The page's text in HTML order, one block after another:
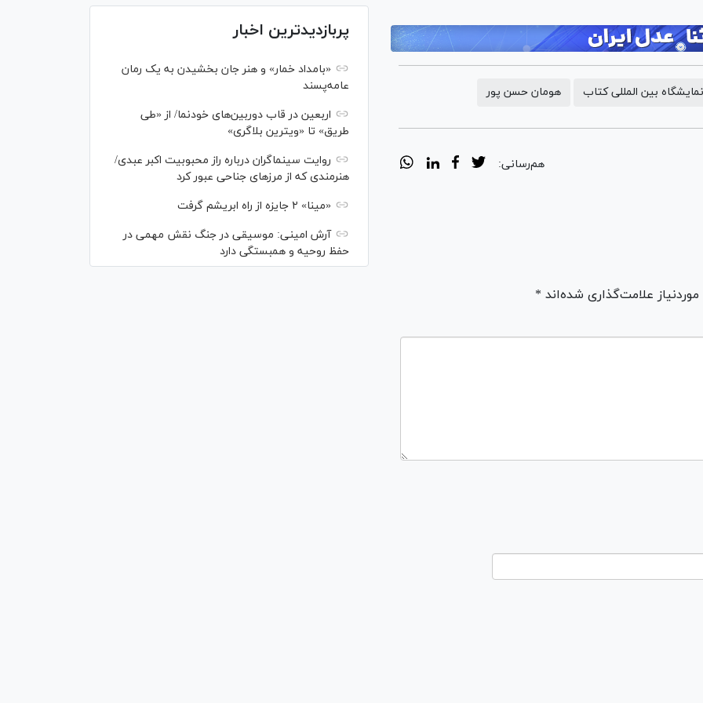
نمایشگاه بین المللی کتاب هومان حسن پور
هم‌رسانی:
علامت‌گذاری شده‌اند *
پربازدیدترین اخبار
«بامداد خمار» و هنر جان بخشیدن به یک رمان
عامه‌پسند
اربعین در قاب دوربین‌های خودنما/ از «طی
طریق» تا «ویترین بلاگری»
روایت سینماگران درباره راز محبوبیت اکبر عبدی/
هنرمندی که از مرزهای جناحی عبور کرد
«مینا» ۲ جایزه از راه ابریشم گرفت
آرش امینی: موسیقی در جنگ نقش مهمی در
حفظ روحیه و همبستگی دارد